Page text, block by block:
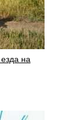
на